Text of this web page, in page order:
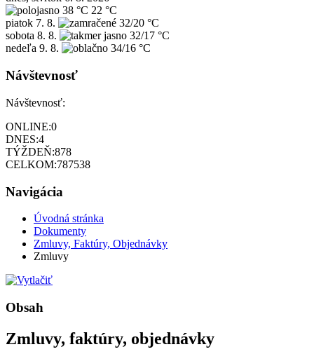
38 °C 22 °C
piatok 7. 8.
32/20 °C
sobota 8. 8.
32/17 °C
nedeľa 9. 8. 34/16 °C
Návštevnosť
Návštevnosť:
ONLINE:0
DNES:4
TÝŽDEŇ:878
CELKOM:787538
Navigácia
Úvodná stránka
Dokumenty
Zmluvy, Faktúry, Objednávky
Zmluvy
Obsah
Zmluvy, faktúry, objednávky